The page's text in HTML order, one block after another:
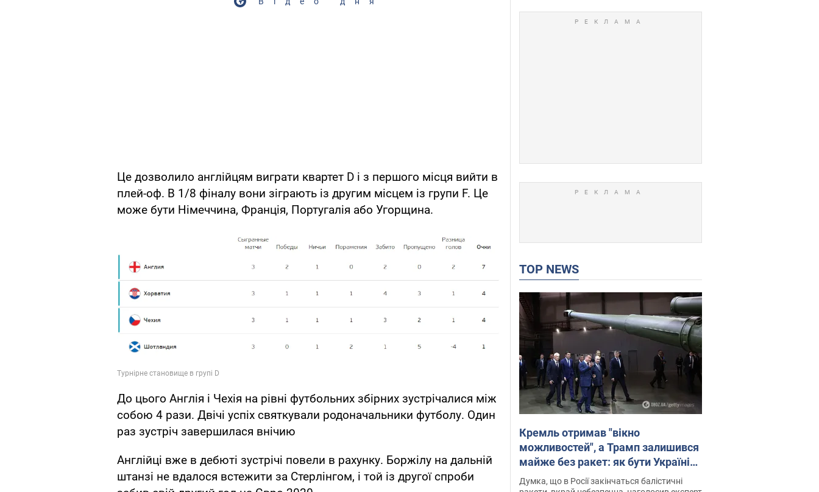
Це дозволило англійцям виграти квартет D і з першого місця вийти в
плей-оф. В 1/8 фіналу вони зіграють із другим місцем із групи F. Це
може бути Німеччина, Франція, Португалія або Угорщина.
До цього Англія і Чехія на рівні футбольних збірних зустрічалися між
собою 4 рази. Двічі успіх святкували родоначальники футболу. Один
раз зустріч завершилася внічию
Англійці вже в дебюті зустрічі повели в рахунку. Боржілу на дальній
штанзі не вдалося встежити за Стерлінгом, і той із другої спроби
TOP NEWS
Кремль отримав "вікно
можливостей", а Трамп залишився
майже без ракет: як бути Україні?
Інтерв’ю з Мельником
Думка, що в Росії закінчаться балістичні